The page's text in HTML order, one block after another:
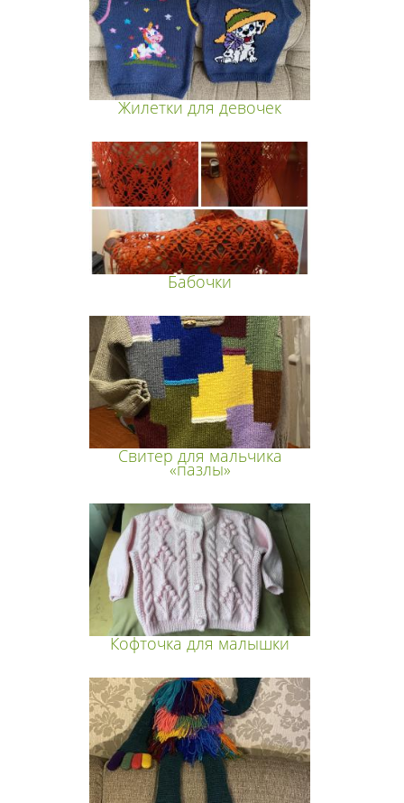
Жилетки для девочек
Бабочки
Свитер для мальчика
«пазлы»
Кофточка для малышки